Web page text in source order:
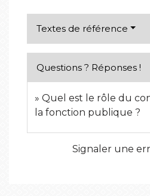
Textes de référence
Questions ? Réponses !
Quel est le rôle du
la fonction publique ?
Signaler une